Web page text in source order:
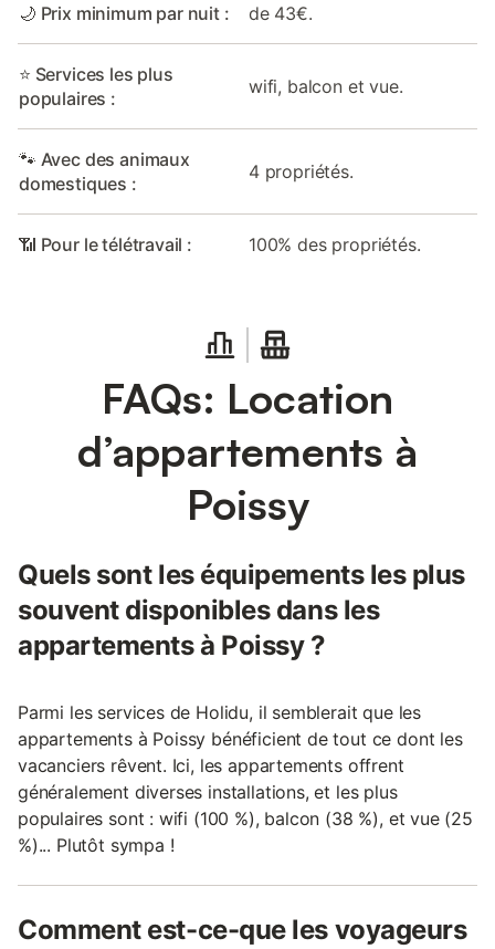
🌙 Prix minimum par nuit : de 43€.
⭐ Services les plus
populaires :
wifi, balcon et vue.
🐾 Avec des animaux
domestiques :
4 propriétés.
📶 Pour le télétravail : 100% des propriétés.
FAQs: Location
d’appartements à
Poissy
Quels sont les équipements les plus
souvent disponibles dans les
appartements à Poissy ?
Parmi les services de Holidu, il semblerait que les
appartements à Poissy bénéficient de tout ce dont les
vacanciers rêvent. Ici, les appartements offrent
généralement diverses installations, et les plus
populaires sont : wifi (100 %), balcon (38 %), et vue (25
%)... Plutôt sympa !
Comment est-ce-que les voyageurs